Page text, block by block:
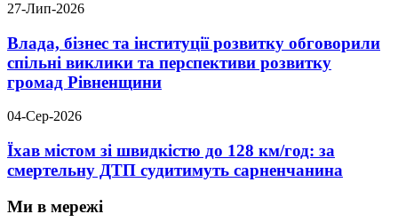
27-Лип-2026
Влада, бізнес та інституції розвитку обговорили
спільні виклики та перспективи розвитку
громад Рівненщини
04-Сер-2026
Їхав містом зі швидкістю до 128 км/год: за
смертельну ДТП судитимуть сарненчанина
Ми в мережі